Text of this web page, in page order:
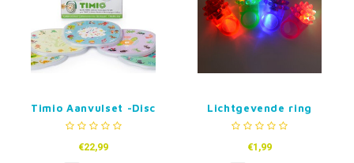
Timio Aanvulset -Disc
pack #4
€22,99
Lichtgevende ring
€1,99